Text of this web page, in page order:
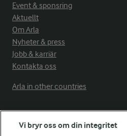
Event & sponsring
Aktuellt
Om Arla
Nyheter & press
Jobb & karriär
Kontakta oss
Arla in other countries
Fler Arlasajter
Vi bryr oss om din integritet